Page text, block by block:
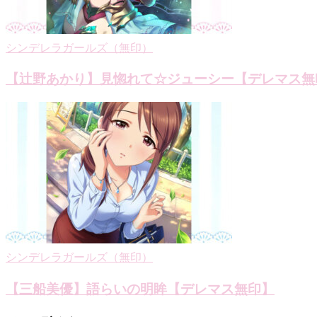
シンデレラガールズ（無印）
【辻野あかり】見惚れて☆ジューシー【デレマス
シンデレラガールズ（無印）
【三船美優】語らいの明眸【デレマス無印】